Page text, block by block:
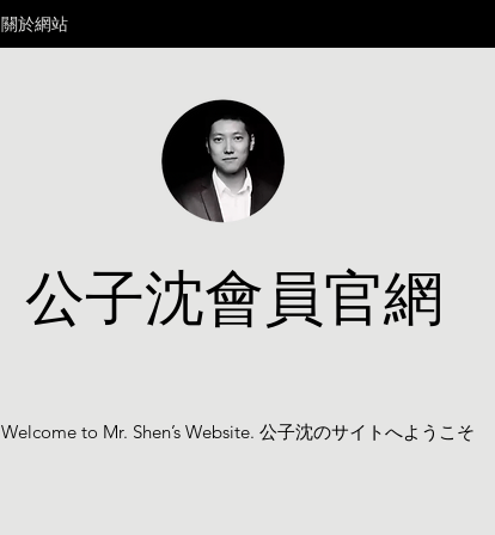
關於網站
公子沈會員官網
Welcome to Mr. Shen’s Website. 公子沈のサイトへようこそ